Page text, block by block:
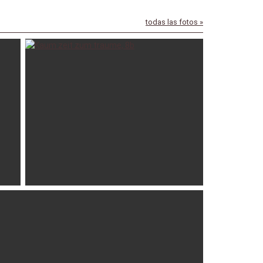
todas las fotos »